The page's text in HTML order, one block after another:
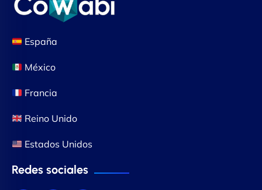
España
México
Francia
Reino Unido
Estados Unidos
Redes sociales